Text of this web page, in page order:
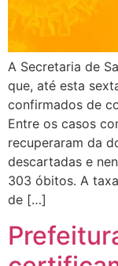
A Secretaria de
que, até esta
confirmados de
Entre os casos
recuperaram da
descartadas e
303 óbitos. A
de […]